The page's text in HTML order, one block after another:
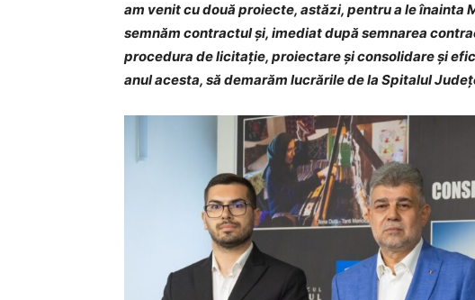
am venit cu două proiecte, astăzi, pentru a le înainta
semnăm contractul și, imediat după semnarea
procedura de licitație, proiectare și consolidare și
anul acesta, să demarăm lucrările de la Spitalul